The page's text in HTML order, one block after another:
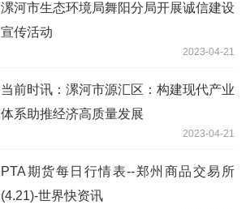
漯河市生态环境局舞阳分局开展诚信建设
宣传活动
2023-04-21
当前时讯：漯河市源汇区：构建现代产业
体系助推经济高质量发展
2023-04-21
PTA期货每日行情表--郑州商品交易所
(4.21)-世界快资讯